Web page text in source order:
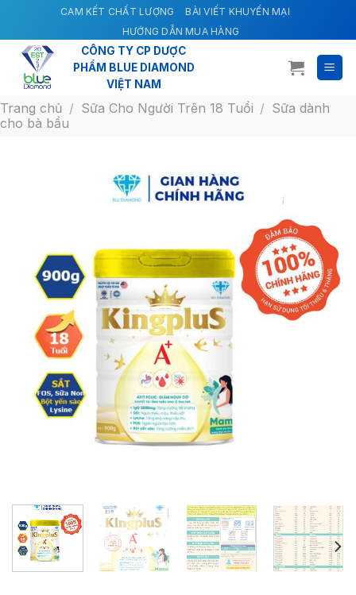
content
CAM KẾT CHẤT LƯỢNG
BÀI VIẾT KHUYẾN MẠI
HƯỚNG DẪN MUA HÀNG
CÔNG TY CP DƯỢC
PHẨM BLUE DIAMOND
VIỆT NAM
Trang chủ / Sữa Cho Người Trên 18 Tuổi / Sữa dành
cho bà bầu